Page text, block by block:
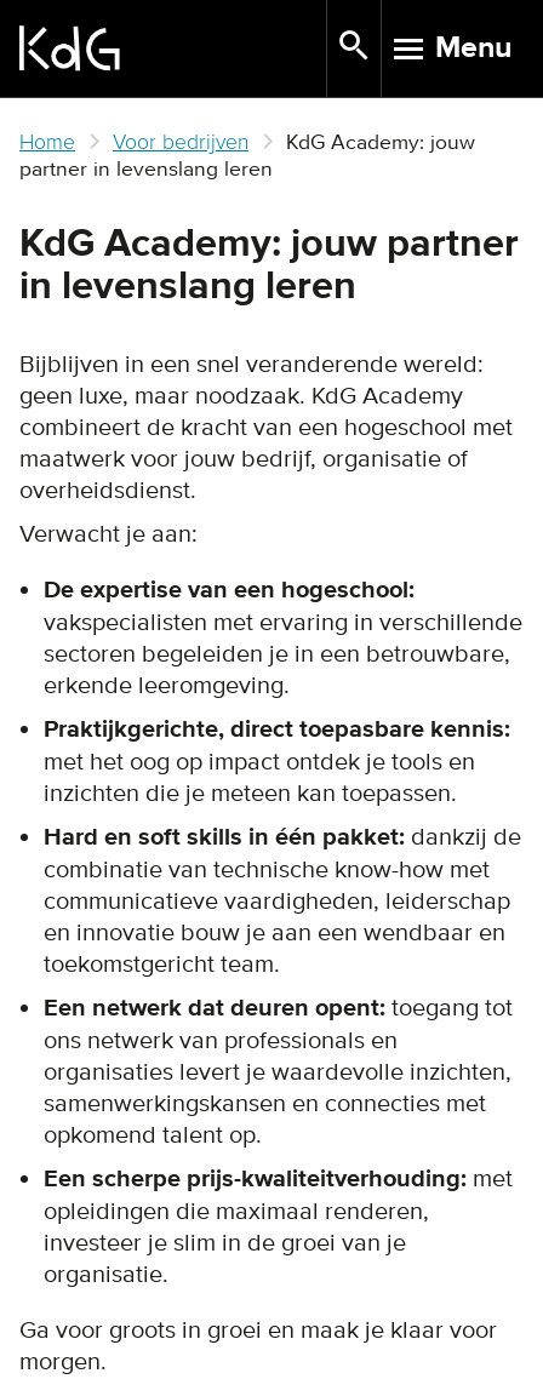
main
TOGGLE
Menu
Home Voor bedrijven
KdG Academy: jouw
partner in levenslang leren
KdG Academy: jouw partner
in levenslang leren
Bijblijven in een snel veranderende wereld:
geen luxe, maar noodzaak. KdG Academy
combineert de kracht van een hogeschool met
maatwerk voor jouw bedrijf, organisatie of
overheidsdienst.
Verwacht je aan:
De expertise van een hogeschool:
vakspecialisten met ervaring in verschillende
sectoren begeleiden je in een betrouwbare,
erkende leeromgeving.
Praktijkgerichte, direct toepasbare kennis:
met het oog op impact ontdek je tools en
inzichten die je meteen kan toepassen.
Hard en soft skills in één pakket: dankzij de
combinatie van technische know-how met
communicatieve vaardigheden, leiderschap
en innovatie bouw je aan een wendbaar en
toekomstgericht team.
Een netwerk dat deuren opent: toegang tot
ons netwerk van professionals en
organisaties levert je waardevolle inzichten,
samenwerkingskansen en connecties met
opkomend talent op.
Een scherpe prijs-kwaliteitverhouding: met
opleidingen die maximaal renderen,
investeer je slim in de groei van je
organisatie.
Ga voor groots in groei en maak je klaar voor
morgen.